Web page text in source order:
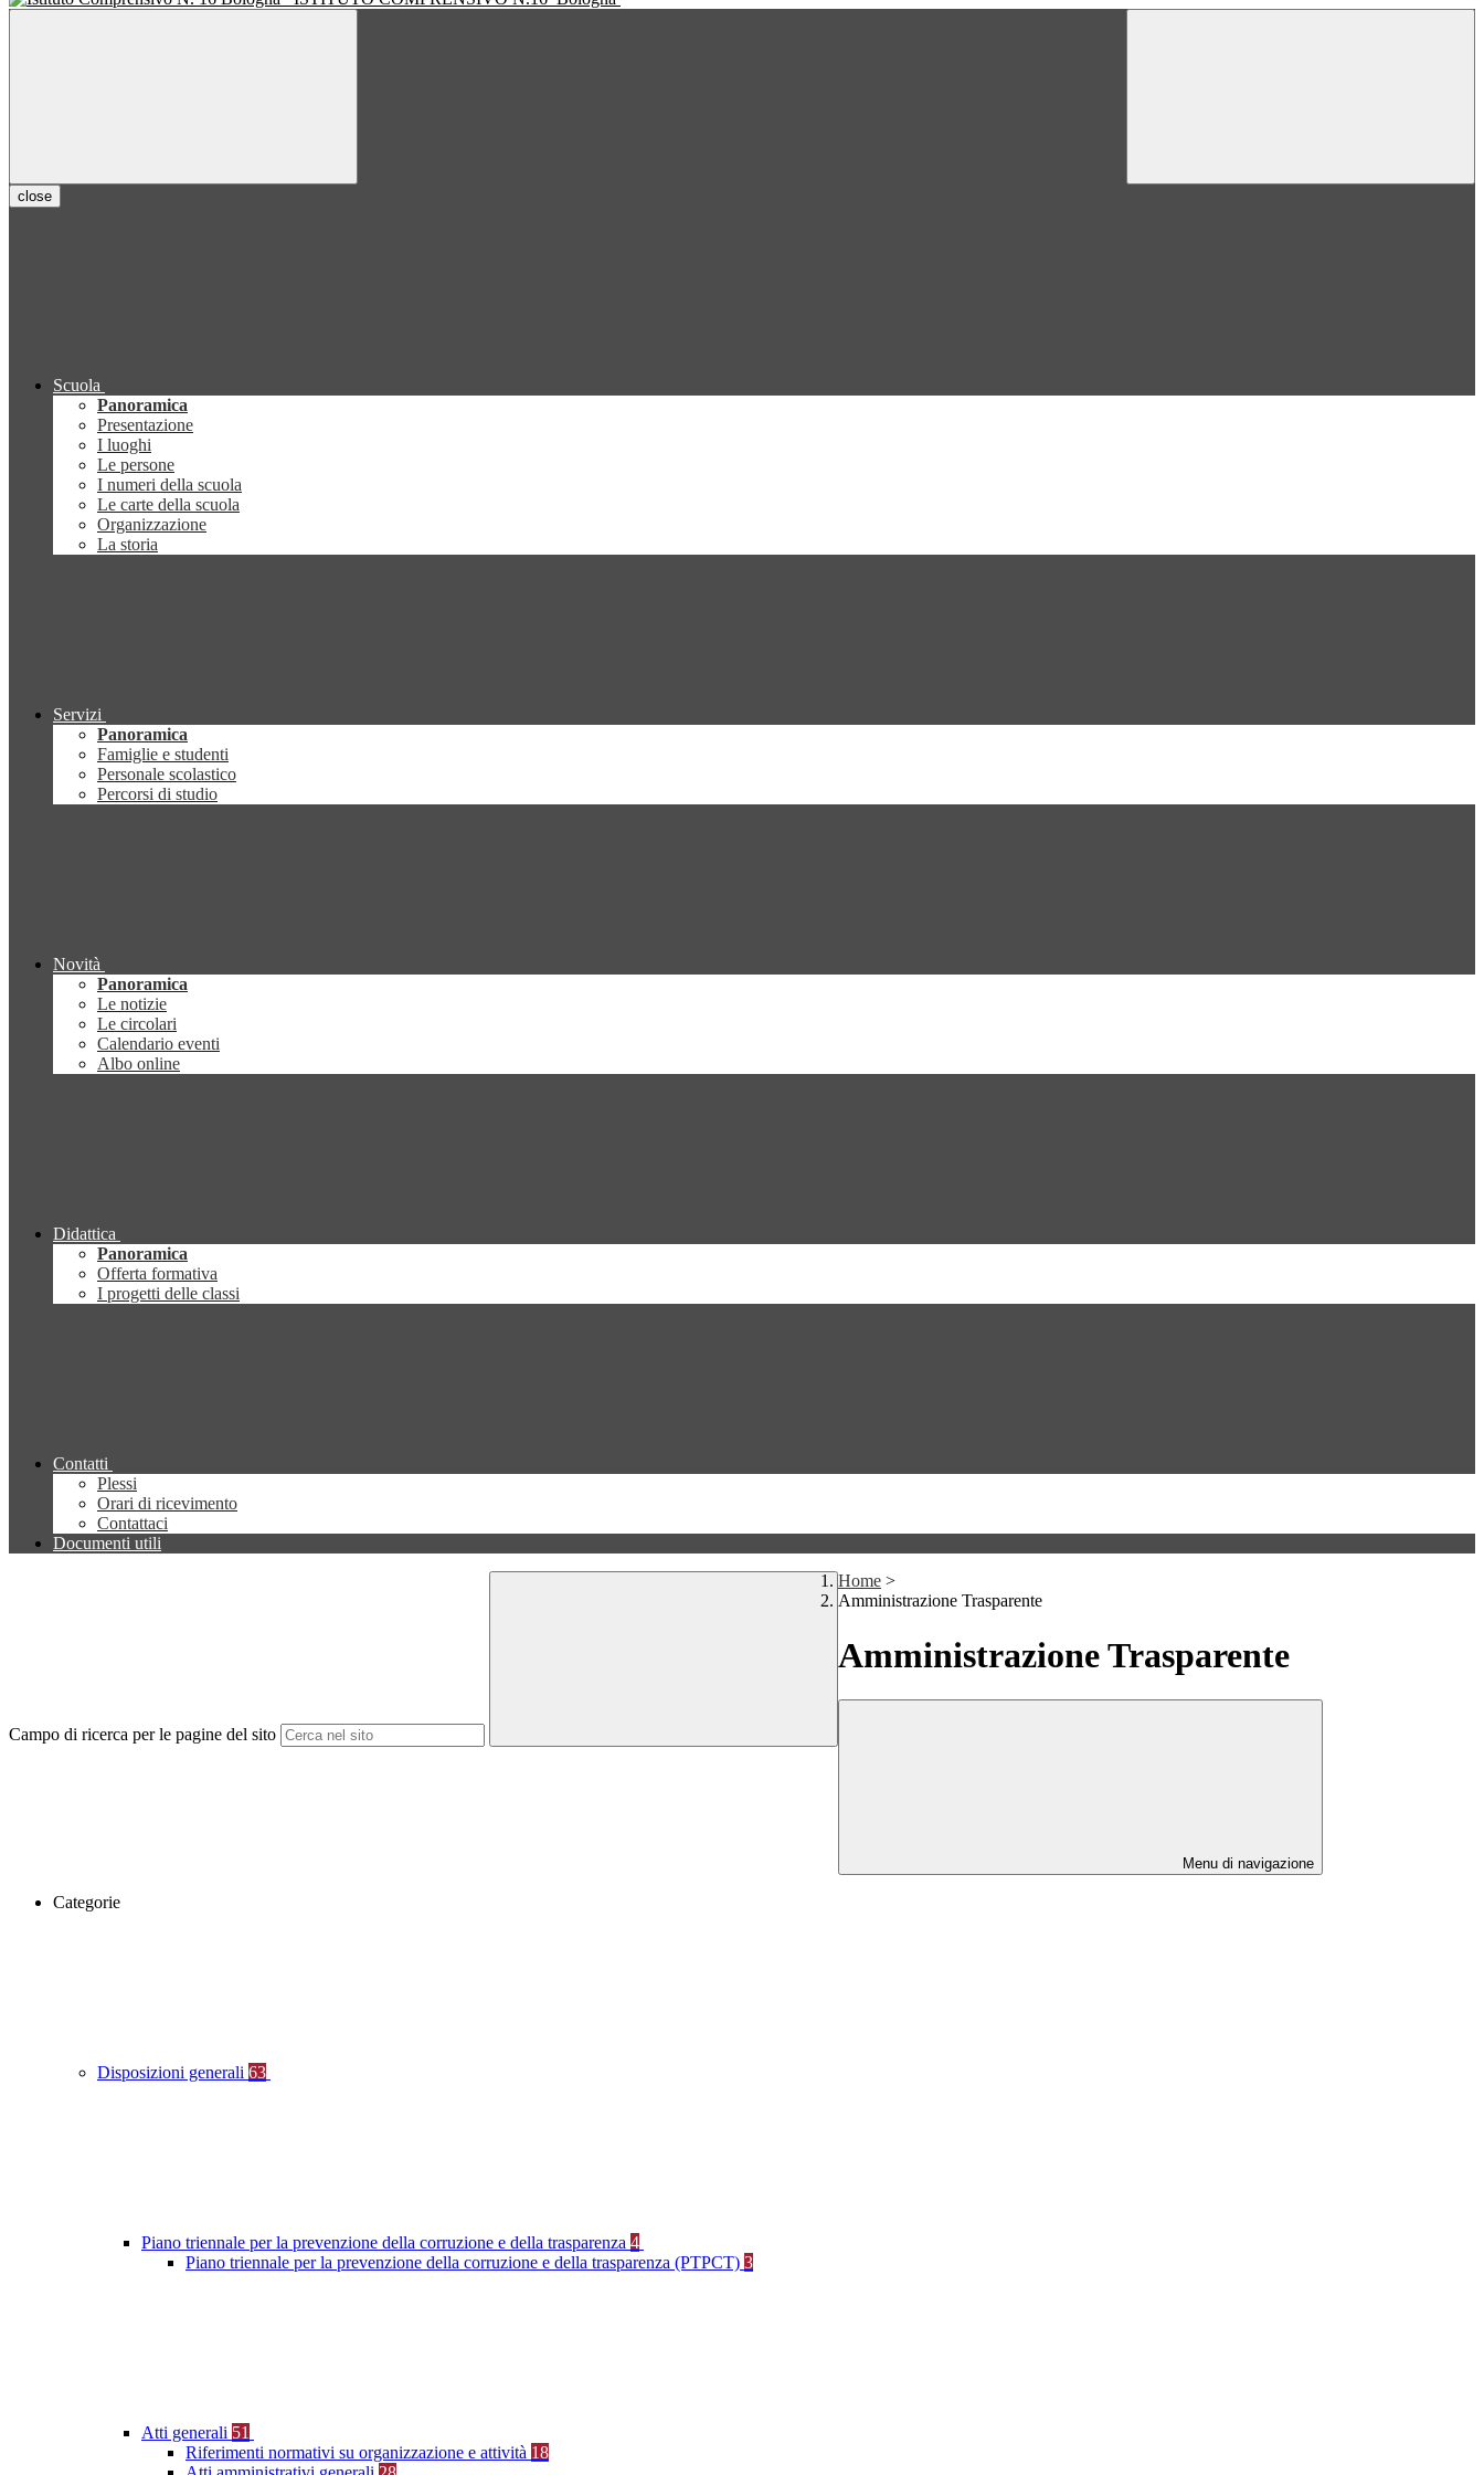
close
Scuola
Panoramica
Presentazione
I luoghi
Le persone
I numeri della scuola
Le carte della scuola
Organizzazione
La storia
Servizi
Panoramica
Famiglie e studenti
Personale scolastico
Percorsi di studio
Novità
Panoramica
Le notizie
Le circolari
Calendario eventi
Albo online
Didattica
Panoramica
Offerta formativa
I progetti delle classi
Contatti
Plessi
Orari di ricevimento
Contattaci
Documenti utili
Campo di ricerca per le pagine del sito
Home >
Amministrazione Trasparente
Amministrazione Trasparente
Menu di navigazione
Categorie
Disposizioni generali 63
Piano triennale per la prevenzione della corruzione e della trasparenza 4
Piano triennale per la prevenzione della corruzione e della trasparenza (PTPCT) 3
Atti generali 51
Riferimenti normativi su organizzazione e attività 18